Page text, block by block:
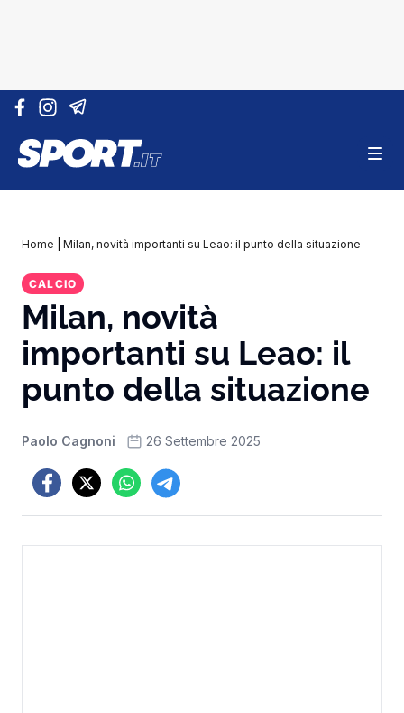
Vai al contenuto
Home Milan, novità importanti su Leao: il punto della situazione
CALCIO
Milan, novità
importanti su Leao: il
punto della situazione
Paolo Cagnoni 26 Settembre 2025